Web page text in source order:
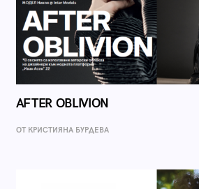
AFTER OBLIVION
ОТ КРИСТИЯНА БУРДЕВА